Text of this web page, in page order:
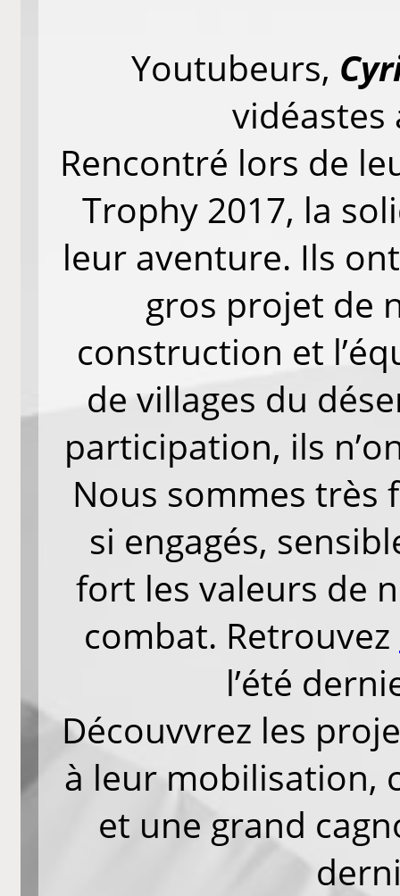
Youtubeurs,
Rencontré lors de
Trophy 2017, la
leur aventure. Ils
gros projet de
construction et
de villages du
participation, ils
Nous sommes très
si engagés,
fort les valeurs de
combat. Retrouvez
l’été
Découvvrez les
à leur mobilisation,
et une grand